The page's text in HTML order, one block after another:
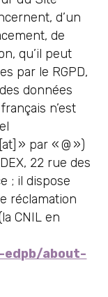
d’un
de
qu’il peut
par le RGPD,
données
n’est
» par « @ »)
22 rue des
; il dispose
réclamation
CNIL en
edpb/about-